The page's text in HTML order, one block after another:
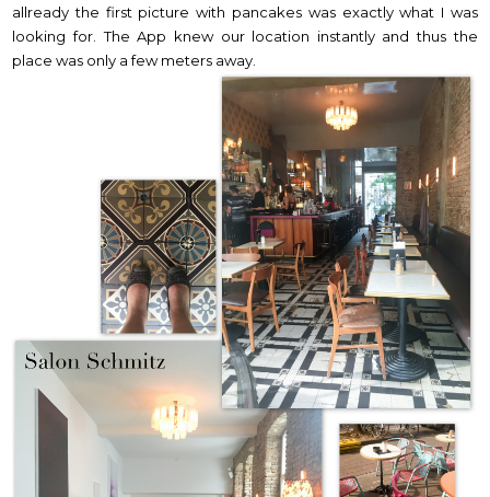
allready the first picture with pancakes was exactly what I was
looking for. The App knew our location instantly and thus the
place was only a few meters away.